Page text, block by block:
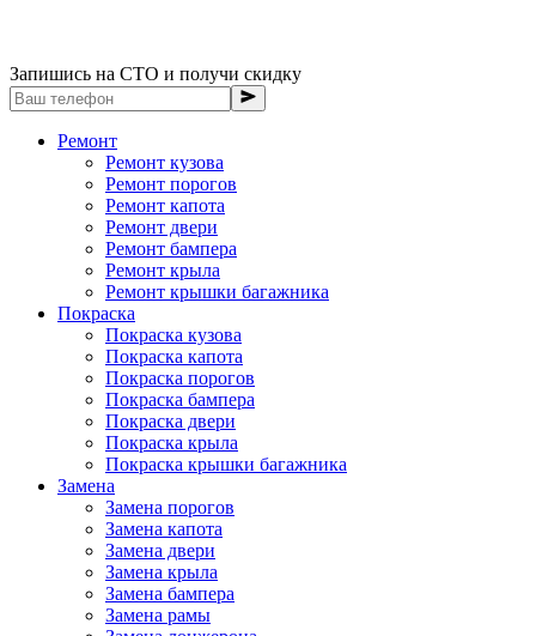
Запишись на СТО и получи скидку
Ремонт
Ремонт кузова
Ремонт порогов
Ремонт капота
Ремонт двери
Ремонт бампера
Ремонт крыла
Ремонт крышки багажника
Покраска
Покраска кузова
Покраска капота
Покраска порогов
Покраска бампера
Покраска двери
Покраска крыла
Покраска крышки багажника
Замена
Замена порогов
Замена капота
Замена двери
Замена крыла
Замена бампера
Замена рамы